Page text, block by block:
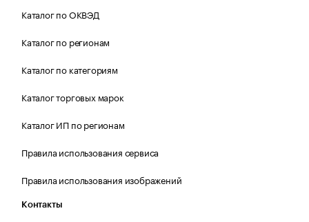
Каталог по ОКВЭД
Каталог по регионам
Каталог по категориям
Каталог торговых марок
Каталог ИП по регионам
Правила использования сервиса
Правила использования изображений
Контакты